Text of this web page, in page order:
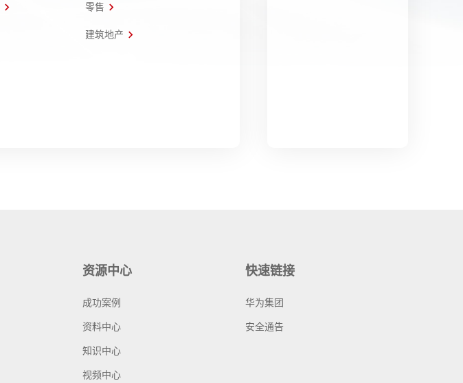
零售
建筑地产
资源中心
成功案例
资料中心
知识中心
视频中心
快速链接
华为集团
安全通告